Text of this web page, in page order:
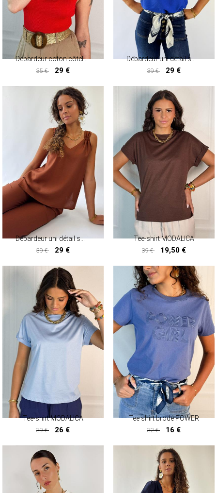
Débardeur coton côtelé HAITI
35 €
29 €
Débardeur uni détail smock TAJA
39 €
29 €
Débardeur uni détail smock TAJA
39 €
29 €
Tee-shirt MODALICA
39 €
19,50 €
Tee-shirt MODALICA
39 €
26 €
Tee shirt brodé POWER
32 €
16 €